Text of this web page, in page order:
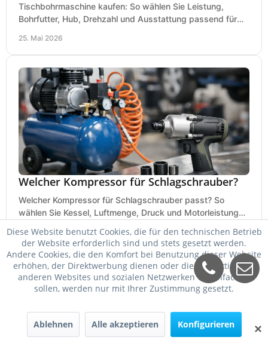
Tischbohrmaschine kaufen: So wählen Sie Leistung,
Bohrfutter, Hub, Drehzahl und Ausstattung passend für
25. Mai 2026
Welcher Kompressor für Schlagschrauber?
Welcher Kompressor für Schlagschrauber passt? So
wählen Sie Kessel, Luftmenge, Druck und Motorleistung
23. Mai 2026
✕
Diese Website benutzt Cookies, die für den technischen Betrieb
der Website erforderlich sind und stets gesetzt werden.
Andere Cookies, die den Komfort bei Benutzung dieser Website
erhöhen, der Direktwerbung dienen oder die Interaktion mit
anderen Websites und sozialen Netzwerken vereinfachen
sollen, werden nur mit Ihrer Zustimmung gesetzt.
Ablehnen Alle akzeptieren Konfigurieren